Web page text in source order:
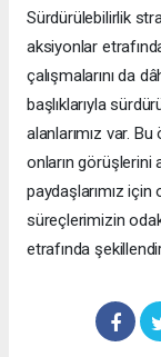
Sürdürülebilirlik
aksiyonlar
çalışmalarını da
başlıklarıyla
alanlarımız var. Bu
onların görüşlerini
paydaşlarımız için
süreçlerimizin
etrafında